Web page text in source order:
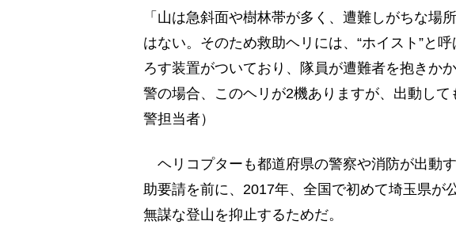
「山は急斜面や樹林帯が多く、遭難しがちな場
はない。そのため救助ヘリには、“ホイスト”と
ろす装置がついており、隊員が遭難者を抱きか
警の場合、このヘリが2機ありますが、出動し
警担当者）
ヘリコプターも都道府県の警察や消防が出動
助要請を前に、2017年、全国で初めて埼玉県が
無謀な登山を抑止するためだ。